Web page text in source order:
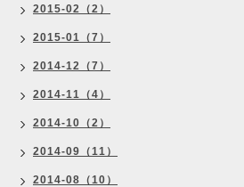
2015-02（2）
2015-01（7）
2014-12（7）
2014-11（4）
2014-10（2）
2014-09（11）
2014-08（10）